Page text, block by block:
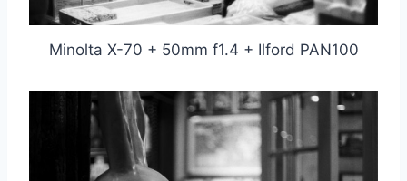
Minolta X-70 + 50mm f1.4 + Ilford PAN100